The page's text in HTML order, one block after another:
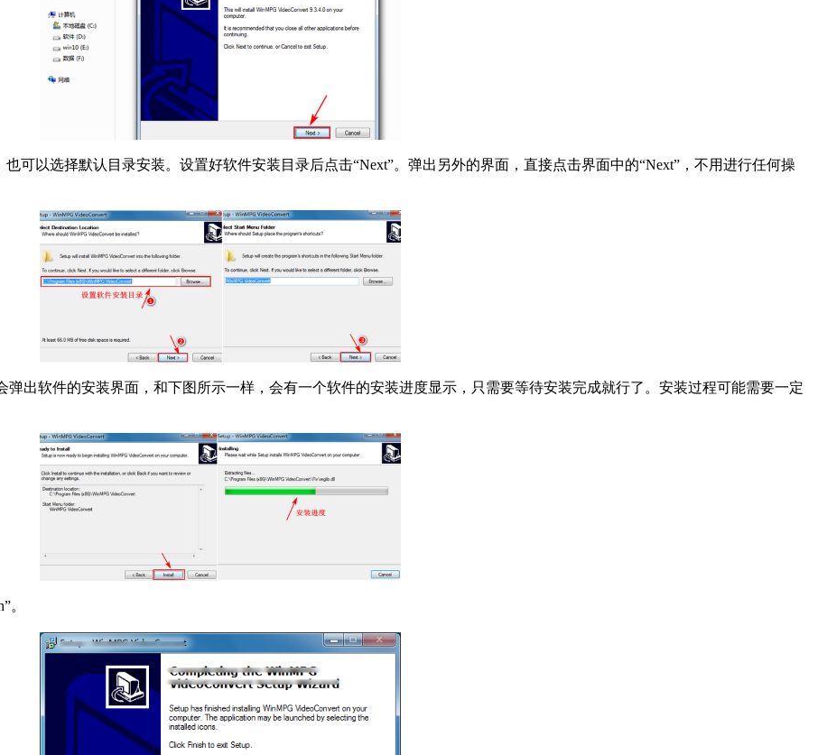
以选择默认目录安装。设置好软件安装目录后点击“Next”。弹出另外的界面，直接点击界面中的“Next”，不用进行任何操
出软件的安装界面，和下图所示一样，会有一个软件的安装进度显示，只需要等待安装完成就行了。安装过程可能需要一定
。